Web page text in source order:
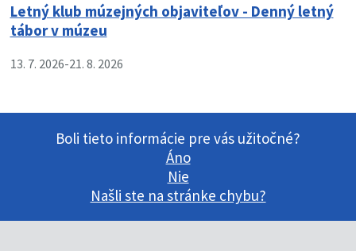
Letný klub múzejných objaviteľov - Denný letný
tábor v múzeu
13. 7. 2026-21. 8. 2026
Boli tieto informácie pre vás užitočné?
Áno
Nie
Našli ste na stránke chybu?